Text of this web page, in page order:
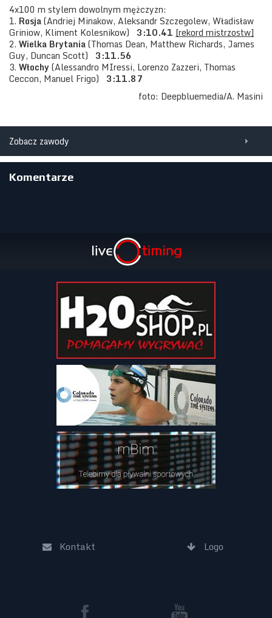
4x100 m stylem dowolnym mężczyzn:
1. Rosja(Andriej Minakow, Aleksandr Szczegolew, Władisław
Griniow, Kliment Kolesnikow) 3:10.41 [rekord mistrzostw]
2. Wielka Brytania(Thomas Dean, Matthew Richards, James
Guy, Duncan Scott) 3:11.56
3. Włochy(Alessandro MIressi, Lorenzo Zazzeri, Thomas
Ceccon, Manuel Frigo) 3:11.87
foto: Deepbluemedia/A. Masini
Zobacz zawody
Komentarze
Kontakt Logo